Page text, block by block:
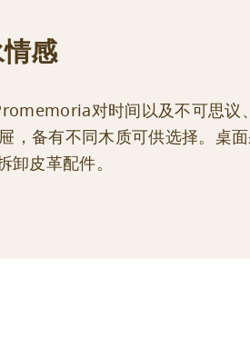
感
对时间以及不可思议
，备有不同木质可供选择。桌
卸皮革配件。